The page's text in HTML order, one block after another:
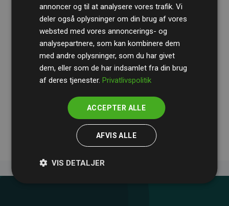
RevisionshusetBDOgennemgår løbende vores
beregninger og metode for at sikre gennemsigtighed
og pålidelighed.
Deres revision dokumenterer, at vores investeringer i
medlemmernes websites estimerede CO₂-
annoncer og til at analysere vores trafik. Vi
deler også oplysninger om din brug af vores
websted med vores annoncerings- og
analysepartnere, som kan kombinere dem
med andre oplysninger, som du har givet
dem, eller som de har indsamlet fra din brug
af deres tjenester.Privatlivspolitik
ACCEPTER ALLE
AFVIS ALLE
VIS DETALJER